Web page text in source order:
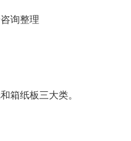
询整理
箱纸板三大类。